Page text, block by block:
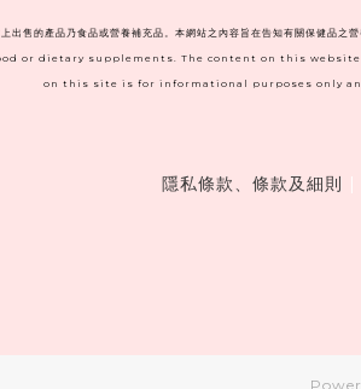
出售的產品乃食品或營養補充品。本網站之內容旨在告知有關保健品之
or dietary supplements. The content on this
on this site is for informational purposes only
隱私條款、條款及細則